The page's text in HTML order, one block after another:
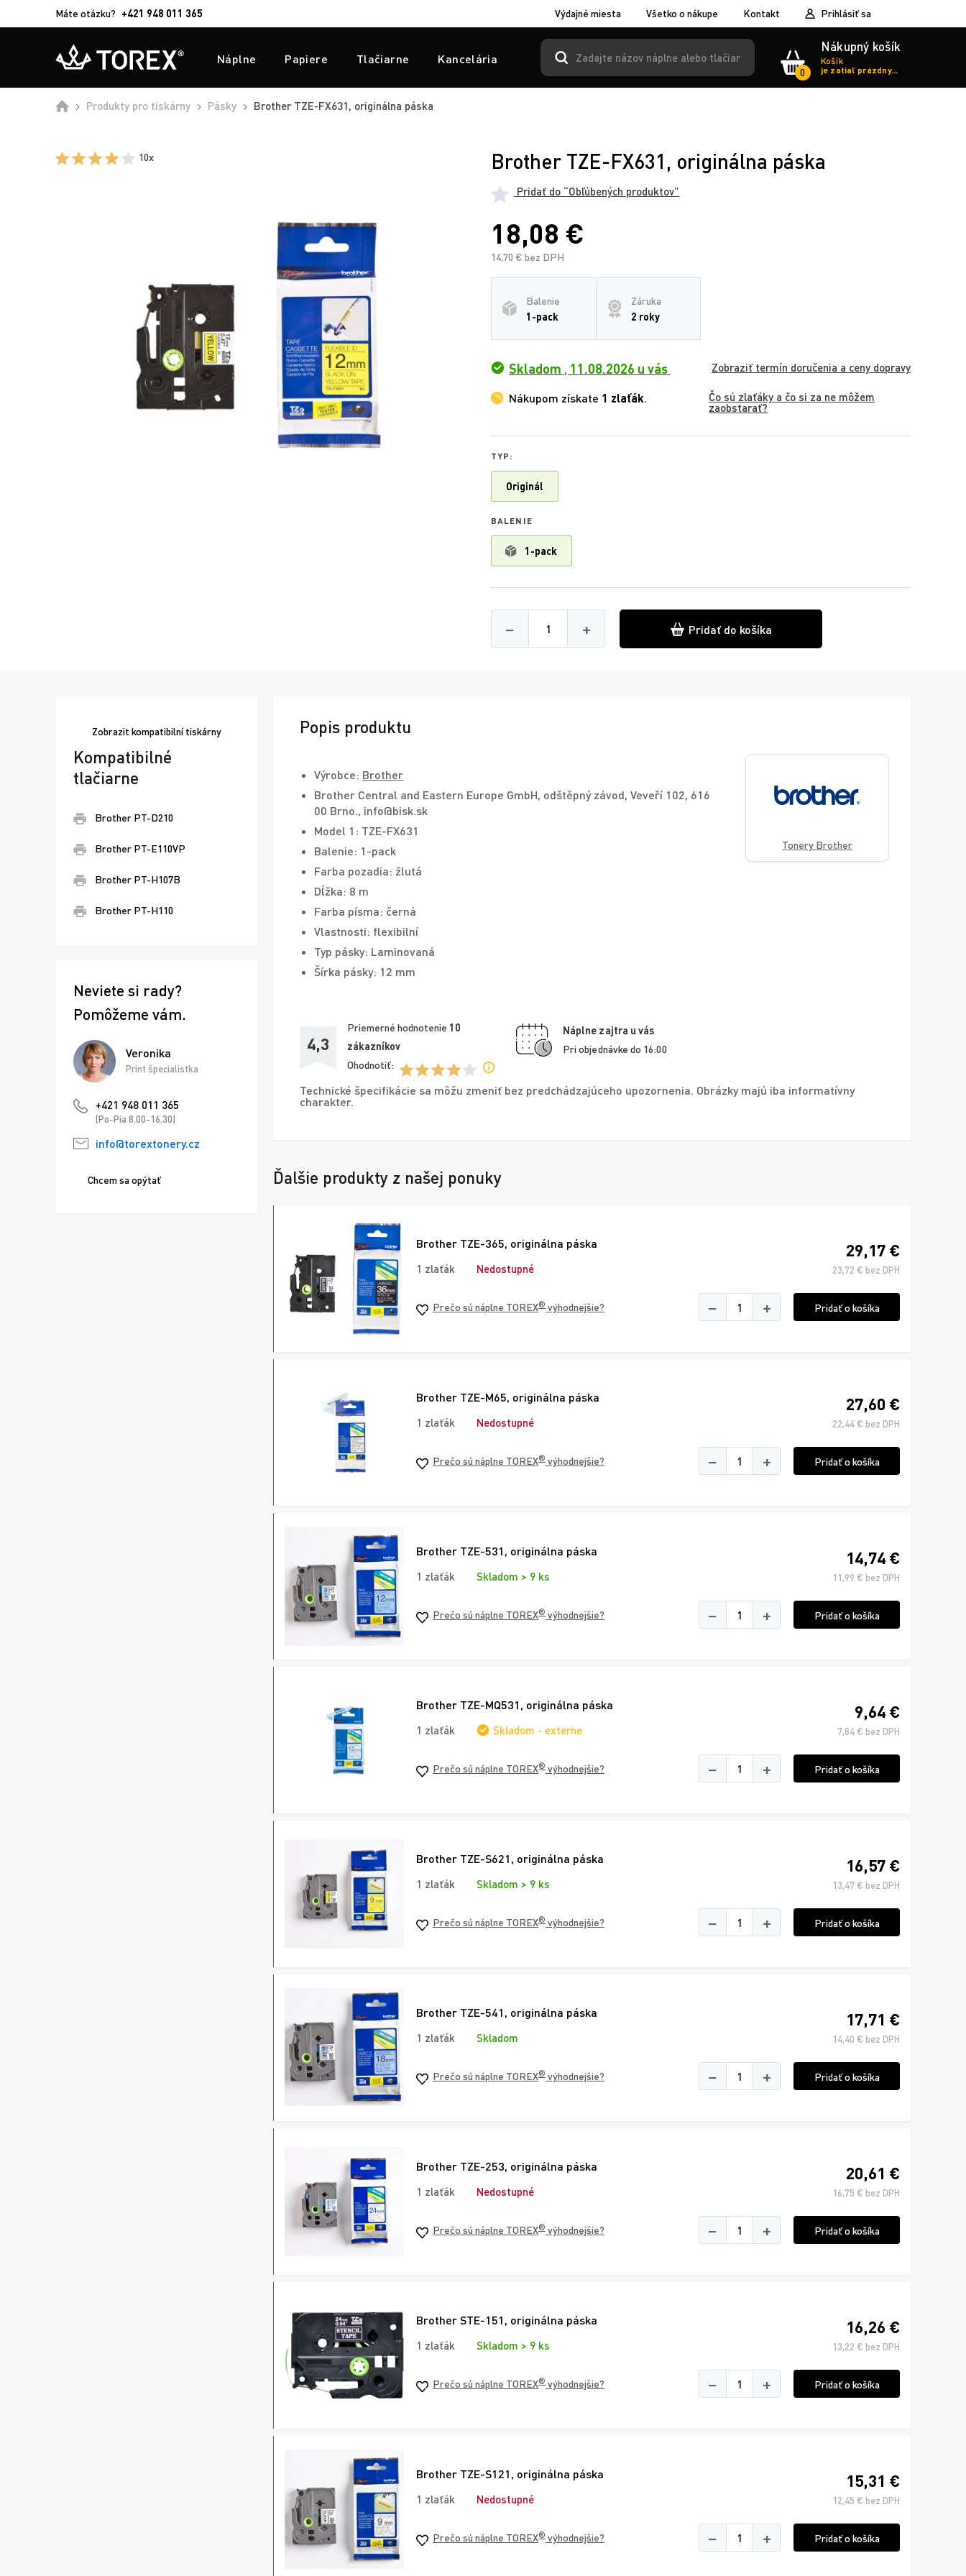
Máte otázku? +421 948 011 365 Výdajné miesta Všetko o nákupe Kontakt Prihlásiť sa
Náplne Papiere Tlačiarne Kancelária
0
Nákupný košík
Košík
je zatiaľ prázdny...
Produkty pro tiskárny Pásky Brother TZE-FX631, originálna páska
10x Brother TZE-FX631, originálna páska
Pridať do “Obľúbených produktov”
18,08 €
14,70 € bez DPH
Balenie
1-pack
Záruka
2 roky
Skladom , 11.08.2026 u vás Zobraziť termín doručenia a ceny dopravy
Nákupom získate 1 zlaťák.
Čo sú zlaťáky a čo si za ne môžem
zaobstarať?
TYP:
Originál
BALENIE
1-pack
−
Množství
+ Pridať do košíka
Zobrazit kompatibilní tiskárny
Kompatibilné
tlačiarne
Brother PT-D210
Brother PT-E110VP
Brother PT-H107B
Brother PT-H110
Neviete si rady?
Pomôžeme vám.
Veronika
Print špecialistka
+421 948 011 365
(Po-Pia 8.00-16.30)
info@torextonery.cz
Chcem sa opýtať
Popis produktu
Výrobce: Brother
Brother Central and Eastern Europe GmbH, odštěpný závod, Veveří 102, 616
00 Brno., info@bisk.sk
Model 1: TZE-FX631
Balenie: 1-pack
Farba pozadia: žlutá
Dĺžka: 8 m
Farba písma: černá
Vlastnosti: flexibilní
Typ pásky: Laminovaná
Šírka pásky: 12 mm
4,3
Priemerné hodnotenie 10
zákazníkov
Ohodnotiť:
Náplne zajtra u vás
Pri objednávke do 16:00
Tonery Brother
Technické špecifikácie sa môžu zmeniť bez predchádzajúceho upozornenia. Obrázky majú iba informatívny
charakter.
Ďalšie produkty z našej ponuky
Brother TZE-365, originálna páska
1 zlaťák Nedostupné
29,17 €
23,72 € bez DPH
Prečo sú náplne TOREX® výhodnejšie? − + Pridať o košíka
Brother TZE-M65, originálna páska
1 zlaťák Nedostupné
27,60 €
22,44 € bez DPH
Prečo sú náplne TOREX® výhodnejšie? − + Pridať o košíka
Brother TZE-531, originálna páska
1 zlaťák Skladom > 9 ks
14,74 €
11,99 € bez DPH
Prečo sú náplne TOREX® výhodnejšie? − + Pridať o košíka
Brother TZE-MQ531, originálna páska
1 zlaťák Skladom - externe
9,64 €
7,84 € bez DPH
Prečo sú náplne TOREX® výhodnejšie? − + Pridať o košíka
Brother TZE-S621, originálna páska
1 zlaťák Skladom > 9 ks
16,57 €
13,47 € bez DPH
Prečo sú náplne TOREX® výhodnejšie? − + Pridať o košíka
Brother TZE-541, originálna páska
1 zlaťák Skladom
17,71 €
14,40 € bez DPH
Prečo sú náplne TOREX® výhodnejšie? − + Pridať o košíka
Brother TZE-253, originálna páska
1 zlaťák Nedostupné
20,61 €
16,75 € bez DPH
Prečo sú náplne TOREX® výhodnejšie? − + Pridať o košíka
Brother STE-151, originálna páska
1 zlaťák Skladom > 9 ks
16,26 €
13,22 € bez DPH
Prečo sú náplne TOREX® výhodnejšie? − + Pridať o košíka
Brother TZE-S121, originálna páska
1 zlaťák Nedostupné
15,31 €
12,45 € bez DPH
Prečo sú náplne TOREX® výhodnejšie? − + Pridať o košíka